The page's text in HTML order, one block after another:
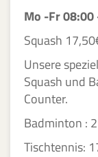
Mo -Fr
Squash
Unsere
Squash und
Counter.
Badminton :
Tischtennis: